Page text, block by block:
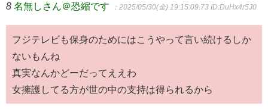
8 名無しさん＠恐縮です ：2025/05/30(金) 19:15:09.73 ID:DuHx4r5J0
フジテレビも保身のためにはこうやって言い続けるしか
ないもんね
真実なんかどーだってええわ
女擁護してる方が世の中の支持は得られるから